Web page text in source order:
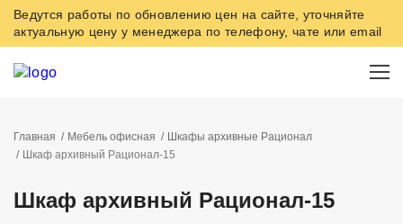
Ведутся работы по обновлению цен на сайте, уточняйте
актуальную цену у менеджера по телефону, чате или email
Главная Мебель офисная
Шкафы архивные Рационал
Шкаф архивный Рационал-15
Шкаф архивный Рационал-15